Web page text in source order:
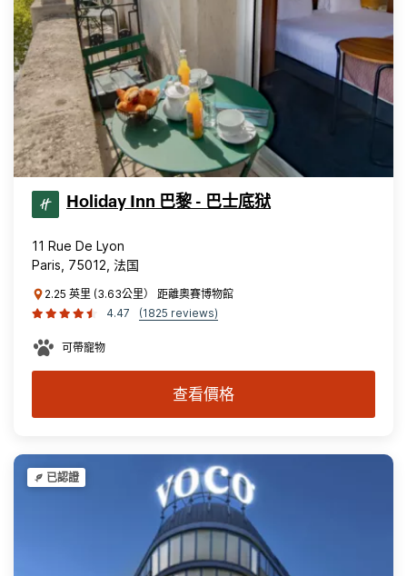
Holiday Inn 巴黎 - 巴士底狱
11 Rue De Lyon
Paris, 75012, 法国
2.25 英里 (3.63公里） 距離奧賽博物館
4.47
(1825 reviews)
可帶寵物
查看價格
已認證